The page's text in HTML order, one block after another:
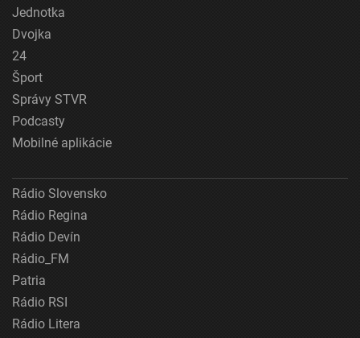
Jednotka
Dvojka
24
Šport
Správy STVR
Podcasty
Mobilné aplikácie
Rádio Slovensko
Rádio Regina
Rádio Devín
Rádio_FM
Patria
Rádio RSI
Rádio Litera